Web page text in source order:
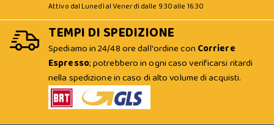
Attivo dal Lunedì al Venerdì dalle 9:30 alle 16:30
TEMPI DI SPEDIZIONE
Spediamo in 24/48 ore dall'ordine con Corriere
Espresso; potrebbero in ogni caso verificarsi ritardi
nella spedizione in caso di alto volume di acquisti.